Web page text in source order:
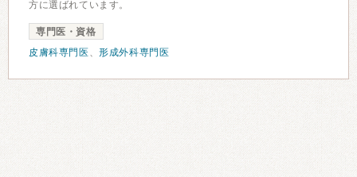
方に選ばれています。
専門医・資格
皮膚科専門医 、形成外科専門医